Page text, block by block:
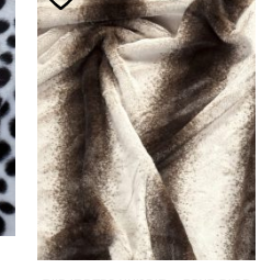
הוסף ל
WISHLIST